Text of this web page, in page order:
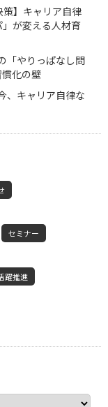
策】キャリア自律
が変える人材育
「やりっぱなし問
化の壁
、キャリア自律な
セミナー
躍推進